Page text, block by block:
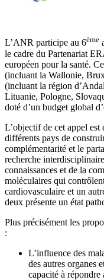
L’ANR participe au 6ème
le cadre du Partenariat
européen pour la santé.
(incluant la Wallonie,
(incluant la région
Lituanie, Pologne,
doté d’un budget global
L’objectif de cet appel
différents pays de
complémentarité et le
recherche
connaissances et de la
moléculaires qui
cardiovasculaire et un
deux présente un état
Plus précisément les
:
L’influence des
des autres organes
capacité à répondre